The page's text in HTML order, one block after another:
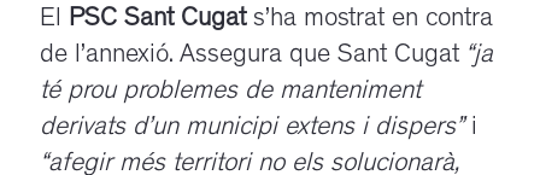
El PSC Sant Cugat s’ha mostrat en contra
de l’annexió. Assegura que Sant Cugat “ja
té prou problemes de manteniment
derivats d’un municipi extens i dispers”i
“afegir més territori no els solucionarà,